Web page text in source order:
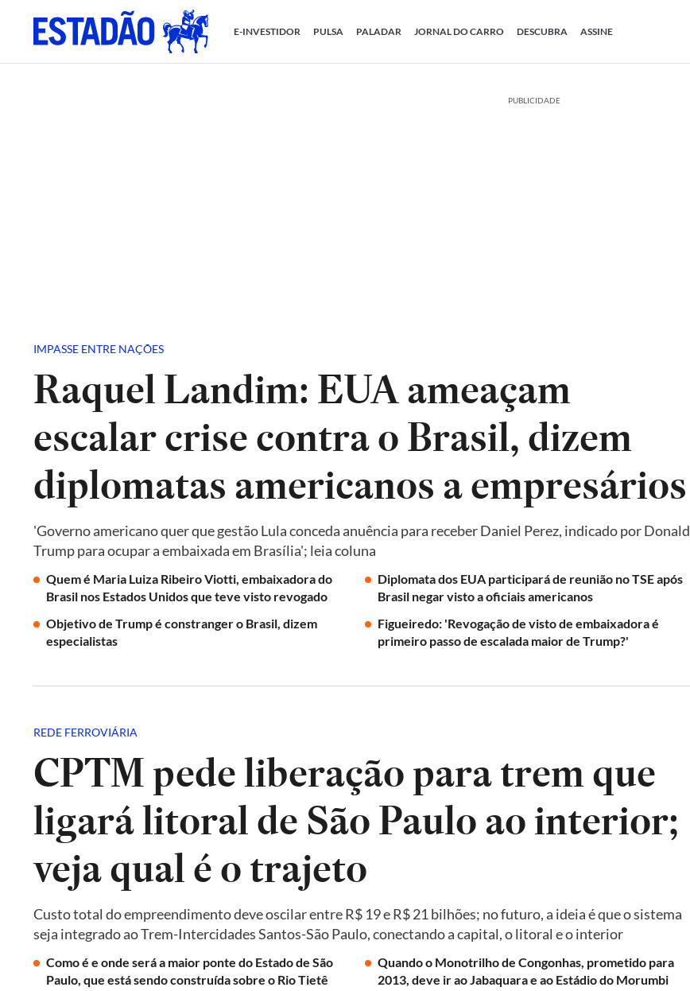
E-INVESTIDOR PULSA PALADAR JORNAL DO CARRO DESCUBRA ASSINE
PUBLICIDADE
IMPASSE ENTRE NAÇÕES
Raquel Landim: EUA ameaçam
escalar crise contra o Brasil, dizem
diplomatas americanos a empresários
'Governo americano quer que gestão Lula conceda anuência para receber Daniel Perez, indicado por Donald
Trump para ocupar a embaixada em Brasília'; leia coluna
Quem é Maria Luiza Ribeiro Viotti, embaixadora do
Brasil nos Estados Unidos que teve visto revogado
Diplomata dos EUA participará de reunião no TSE após
Brasil negar visto a oficiais americanos
Objetivo de Trump é constranger o Brasil, dizem
especialistas
Figueiredo: 'Revogação de visto de embaixadora é
primeiro passo de escalada maior de Trump?'
REDE FERROVIÁRIA
CPTM pede liberação para trem que
ligará litoral de São Paulo ao interior;
veja qual é o trajeto
Custo total do empreendimento deve oscilar entre R$ 19 e R$ 21 bilhões; no futuro, a ideia é que o sistema
seja integrado ao Trem-Intercidades Santos-São Paulo, conectando a capital, o litoral e o interior
Como é e onde será a maior ponte do Estado de São
Paulo, que está sendo construída sobre o Rio Tietê
Quando o Monotrilho de Congonhas, prometido para
2013, deve ir ao Jabaquara e ao Estádio do Morumbi